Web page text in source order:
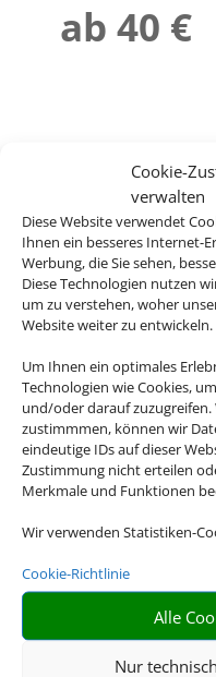
Cookie-
verwalten
Diese Website verwendet
Ihnen ein besseres Internet-
Werbung, die Sie sehen,
Diese Technologien nutzen
um zu verstehen, woher
Website weiter zu entwickeln.
Um Ihnen ein optimales
Technologien wie Cookies,
und/oder darauf zuzugreifen.
zustimmmen, können wir
eindeutige IDs auf dieser
Zustimmung nicht erteilen
Merkmale und Funktionen
Wir verwenden Statistiken-
Cookie-Richtlinie
Alle
Nur
ab 40 €